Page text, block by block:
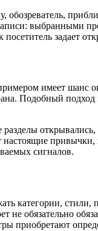
выбранными
задает
имеет шанс
Подобный подход
сигналов.
категории, стили,
обязательно
приобретают